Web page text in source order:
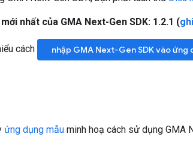
nhất của GMA Next-Gen SDK: 1.2.1 (
cách nhập GMA Next-Gen SDKvào ứng
ứng dụng mẫu minh hoạ cách sử dụng GMA